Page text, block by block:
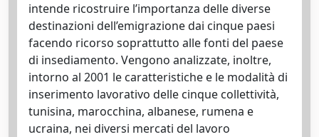
intende ricostruire l’importanza delle diverse
destinazioni dell’emigrazione dai cinque paesi
facendo ricorso soprattutto alle fonti del paese
di insediamento. Vengono analizzate, inoltre,
intorno al 2001 le caratteristiche e le modalità di
inserimento lavorativo delle cinque collettività,
tunisina, marocchina, albanese, rumena e
ucraina, nei diversi mercati del lavoro